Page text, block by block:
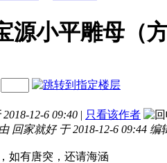
源小平雕母（
12-6 09:40 | 只看该作者
回家就好 于 2018-12-6 09:44 编
如有唐突，还请海涵